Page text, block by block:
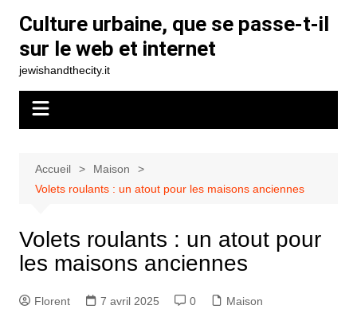
contenu
Culture urbaine, que se passe-t-il
sur le web et internet
jewishandthecity.it
Accueil
Maison
Volets roulants : un atout pour les maisons anciennes
Volets roulants : un atout pour
les maisons anciennes
Florent 7 avril 2025 0 Maison